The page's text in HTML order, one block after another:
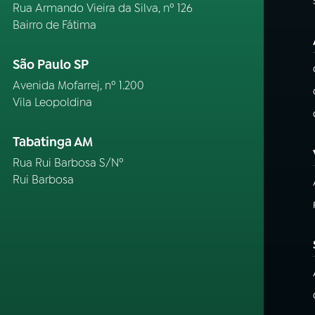
Rua Armando Vieira da Silva, nº 126
Bairro de Fátima
São Paulo SP
Avenida Mofarrej, nº 1.200
Vila Leopoldina
Tabatinga AM
Rua Rui Barbosa S/Nº
Rui Barbosa